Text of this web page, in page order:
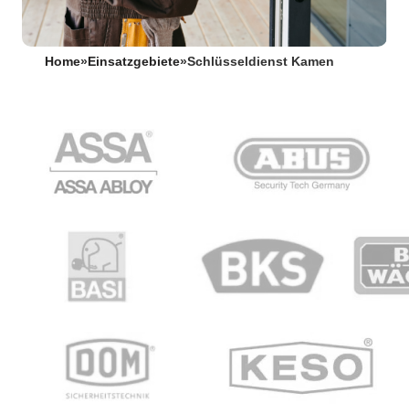
Home» Einsatzgebiete»Schlüsseldienst Kamen